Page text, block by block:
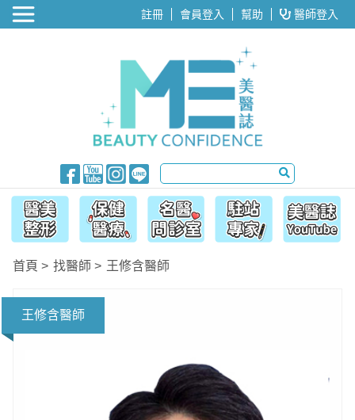
醫美整形 註冊 會員登入 幫助 醫師登入
首頁 找醫師 王修含醫師
王修含醫師